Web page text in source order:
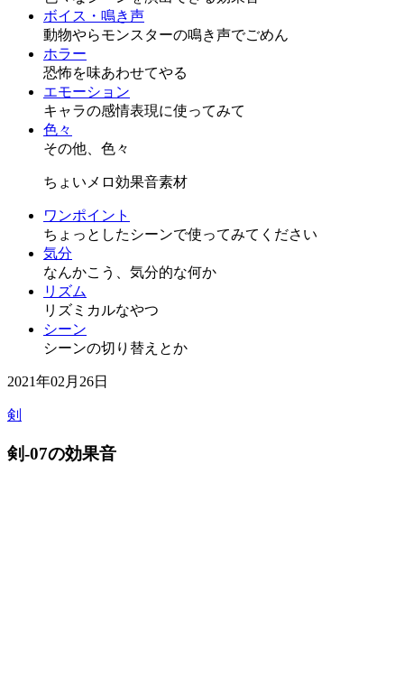
ボイス・鳴き声
動物やらモンスターの鳴き声でごめん
ホラー
恐怖を味あわせてやる
エモーション
キャラの感情表現に使ってみて
色々
その他、色々
ちょいメロ効果音素材
ワンポイント
ちょっとしたシーンで使ってみてください
気分
なんかこう、気分的な何か
リズム
リズミカルなやつ
シーン
シーンの切り替えとか
2021年02月26日
剣
剣-07の効果音